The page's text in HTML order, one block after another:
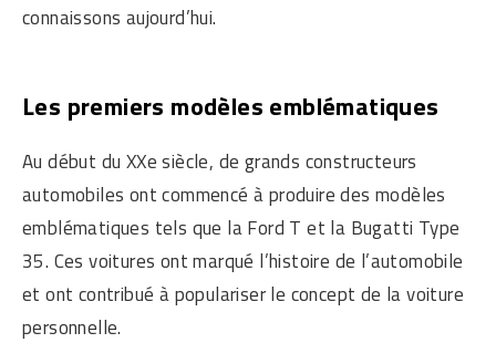
connaissons aujourd’hui.
Les premiers modèles emblématiques
Au début du XXe siècle, de grands constructeurs
automobiles ont commencé à produire des modèles
emblématiques tels que la Ford T et la Bugatti Type
35. Ces voitures ont marqué l’histoire de l’automobile
et ont contribué à populariser le concept de la voiture
personnelle.